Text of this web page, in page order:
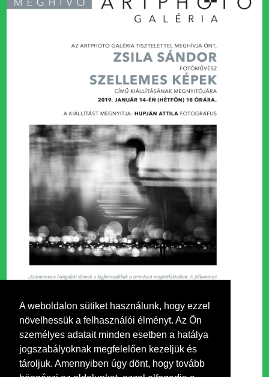
A weboldalon sütiket használunk, hogy ezzel
növelhessük a felhasználói élményt. Az Ön
személyes adatait minden esetben a hatálya
jogszabályoknak megfelelően kezeljük és
tároljuk. Amennyiben úgy dönt, hogy tovább